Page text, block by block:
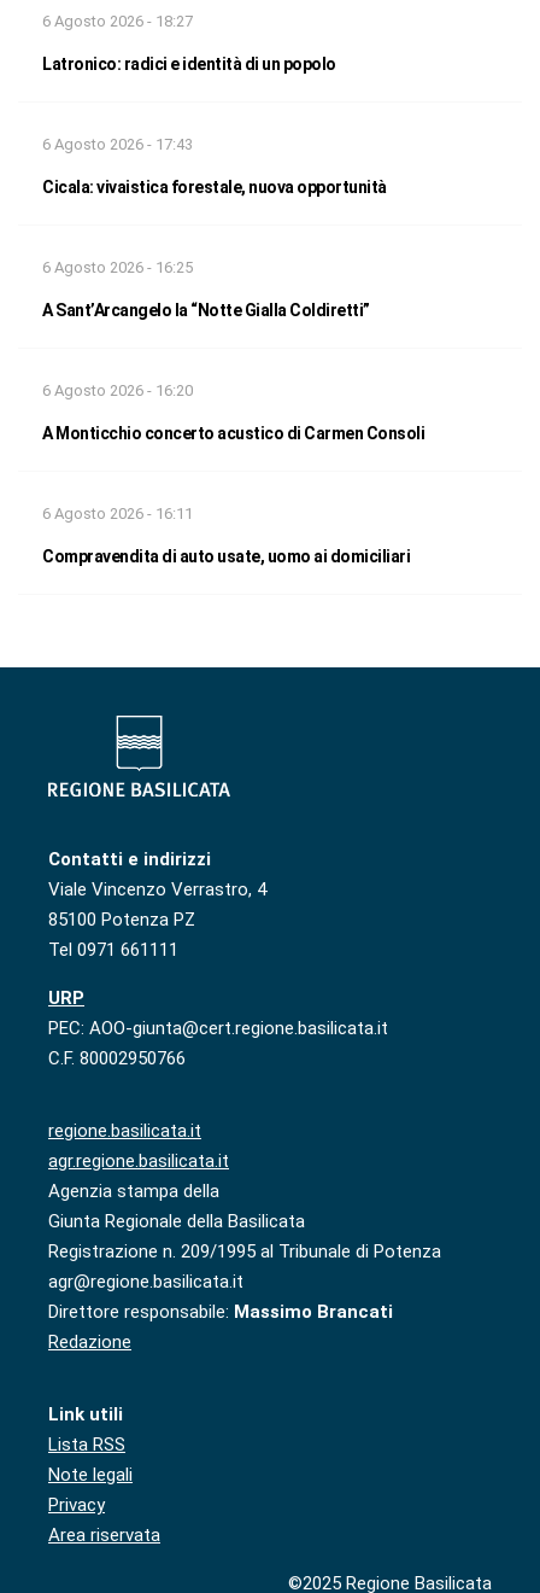
6 Agosto 2026 - 18:27
Latronico: radici e identità di un popolo
6 Agosto 2026 - 17:43
Cicala: vivaistica forestale, nuova opportunità
6 Agosto 2026 - 16:25
A Sant’Arcangelo la “Notte Gialla Coldiretti”
6 Agosto 2026 - 16:20
A Monticchio concerto acustico di Carmen Consoli
6 Agosto 2026 - 16:11
Compravendita di auto usate, uomo ai domiciliari
Contatti e indirizzi
Viale Vincenzo Verrastro, 4
85100 Potenza PZ
Tel 0971 661111
URP
PEC: AOO-giunta@cert.regione.basilicata.it
C.F. 80002950766
regione.basilicata.it
agr.regione.basilicata.it
Agenzia stampa della
Giunta Regionale della Basilicata
Registrazione n. 209/1995 al Tribunale di Potenza
agr@regione.basilicata.it
Direttore responsabile: Massimo Brancati
Redazione
Link utili
Lista RSS
Note legali
Privacy
Area riservata
©2025 Regione Basilicata